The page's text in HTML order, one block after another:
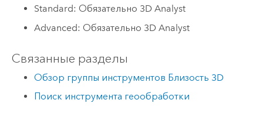
Standard: Обязательно 3D Analyst
Advanced: Обязательно 3D Analyst
Связанные разделы
Обзор группы инструментов Близость 3D
Поиск инструмента геообработки